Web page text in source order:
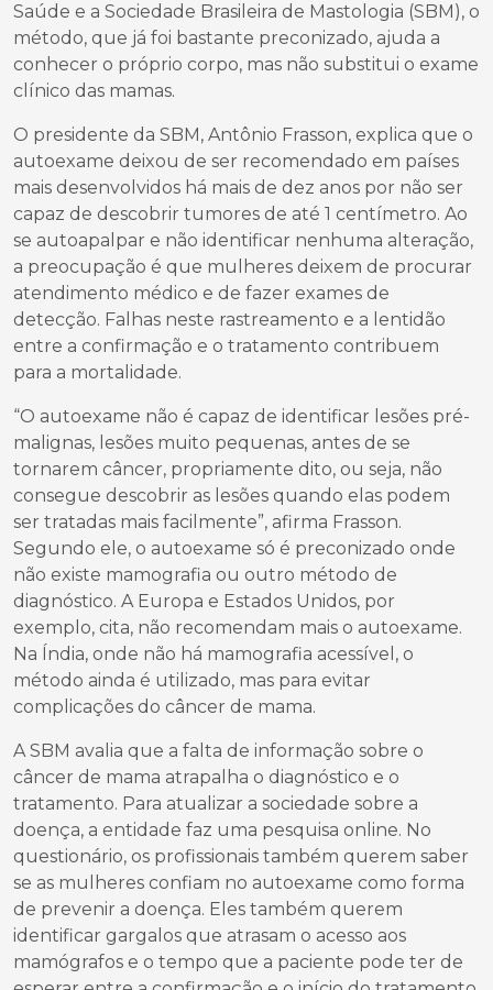
Saúde e a Sociedade Brasileira de Mastologia (SBM), o
método, que já foi bastante preconizado, ajuda a
conhecer o próprio corpo, mas não substitui o exame
clínico das mamas.
O presidente da SBM, Antônio Frasson, explica que o
autoexame deixou de ser recomendado em países
mais desenvolvidos há mais de dez anos por não ser
capaz de descobrir tumores de até 1 centímetro. Ao
se autoapalpar e não identificar nenhuma alteração,
a preocupação é que mulheres deixem de procurar
atendimento médico e de fazer exames de
detecção. Falhas neste rastreamento e a lentidão
entre a confirmação e o tratamento contribuem
para a mortalidade.
“O autoexame não é capaz de identificar lesões pré-
malignas, lesões muito pequenas, antes de se
tornarem câncer, propriamente dito, ou seja, não
consegue descobrir as lesões quando elas podem
ser tratadas mais facilmente”, afirma Frasson.
Segundo ele, o autoexame só é preconizado onde
não existe mamografia ou outro método de
diagnóstico. A Europa e Estados Unidos, por
exemplo, cita, não recomendam mais o autoexame.
Na Índia, onde não há mamografia acessível, o
método ainda é utilizado, mas para evitar
complicações do câncer de mama.
A SBM avalia que a falta de informação sobre o
câncer de mama atrapalha o diagnóstico e o
tratamento. Para atualizar a sociedade sobre a
doença, a entidade faz uma pesquisa online. No
questionário, os profissionais também querem saber
se as mulheres confiam no autoexame como forma
de prevenir a doença. Eles também querem
identificar gargalos que atrasam o acesso aos
mamógrafos e o tempo que a paciente pode ter de